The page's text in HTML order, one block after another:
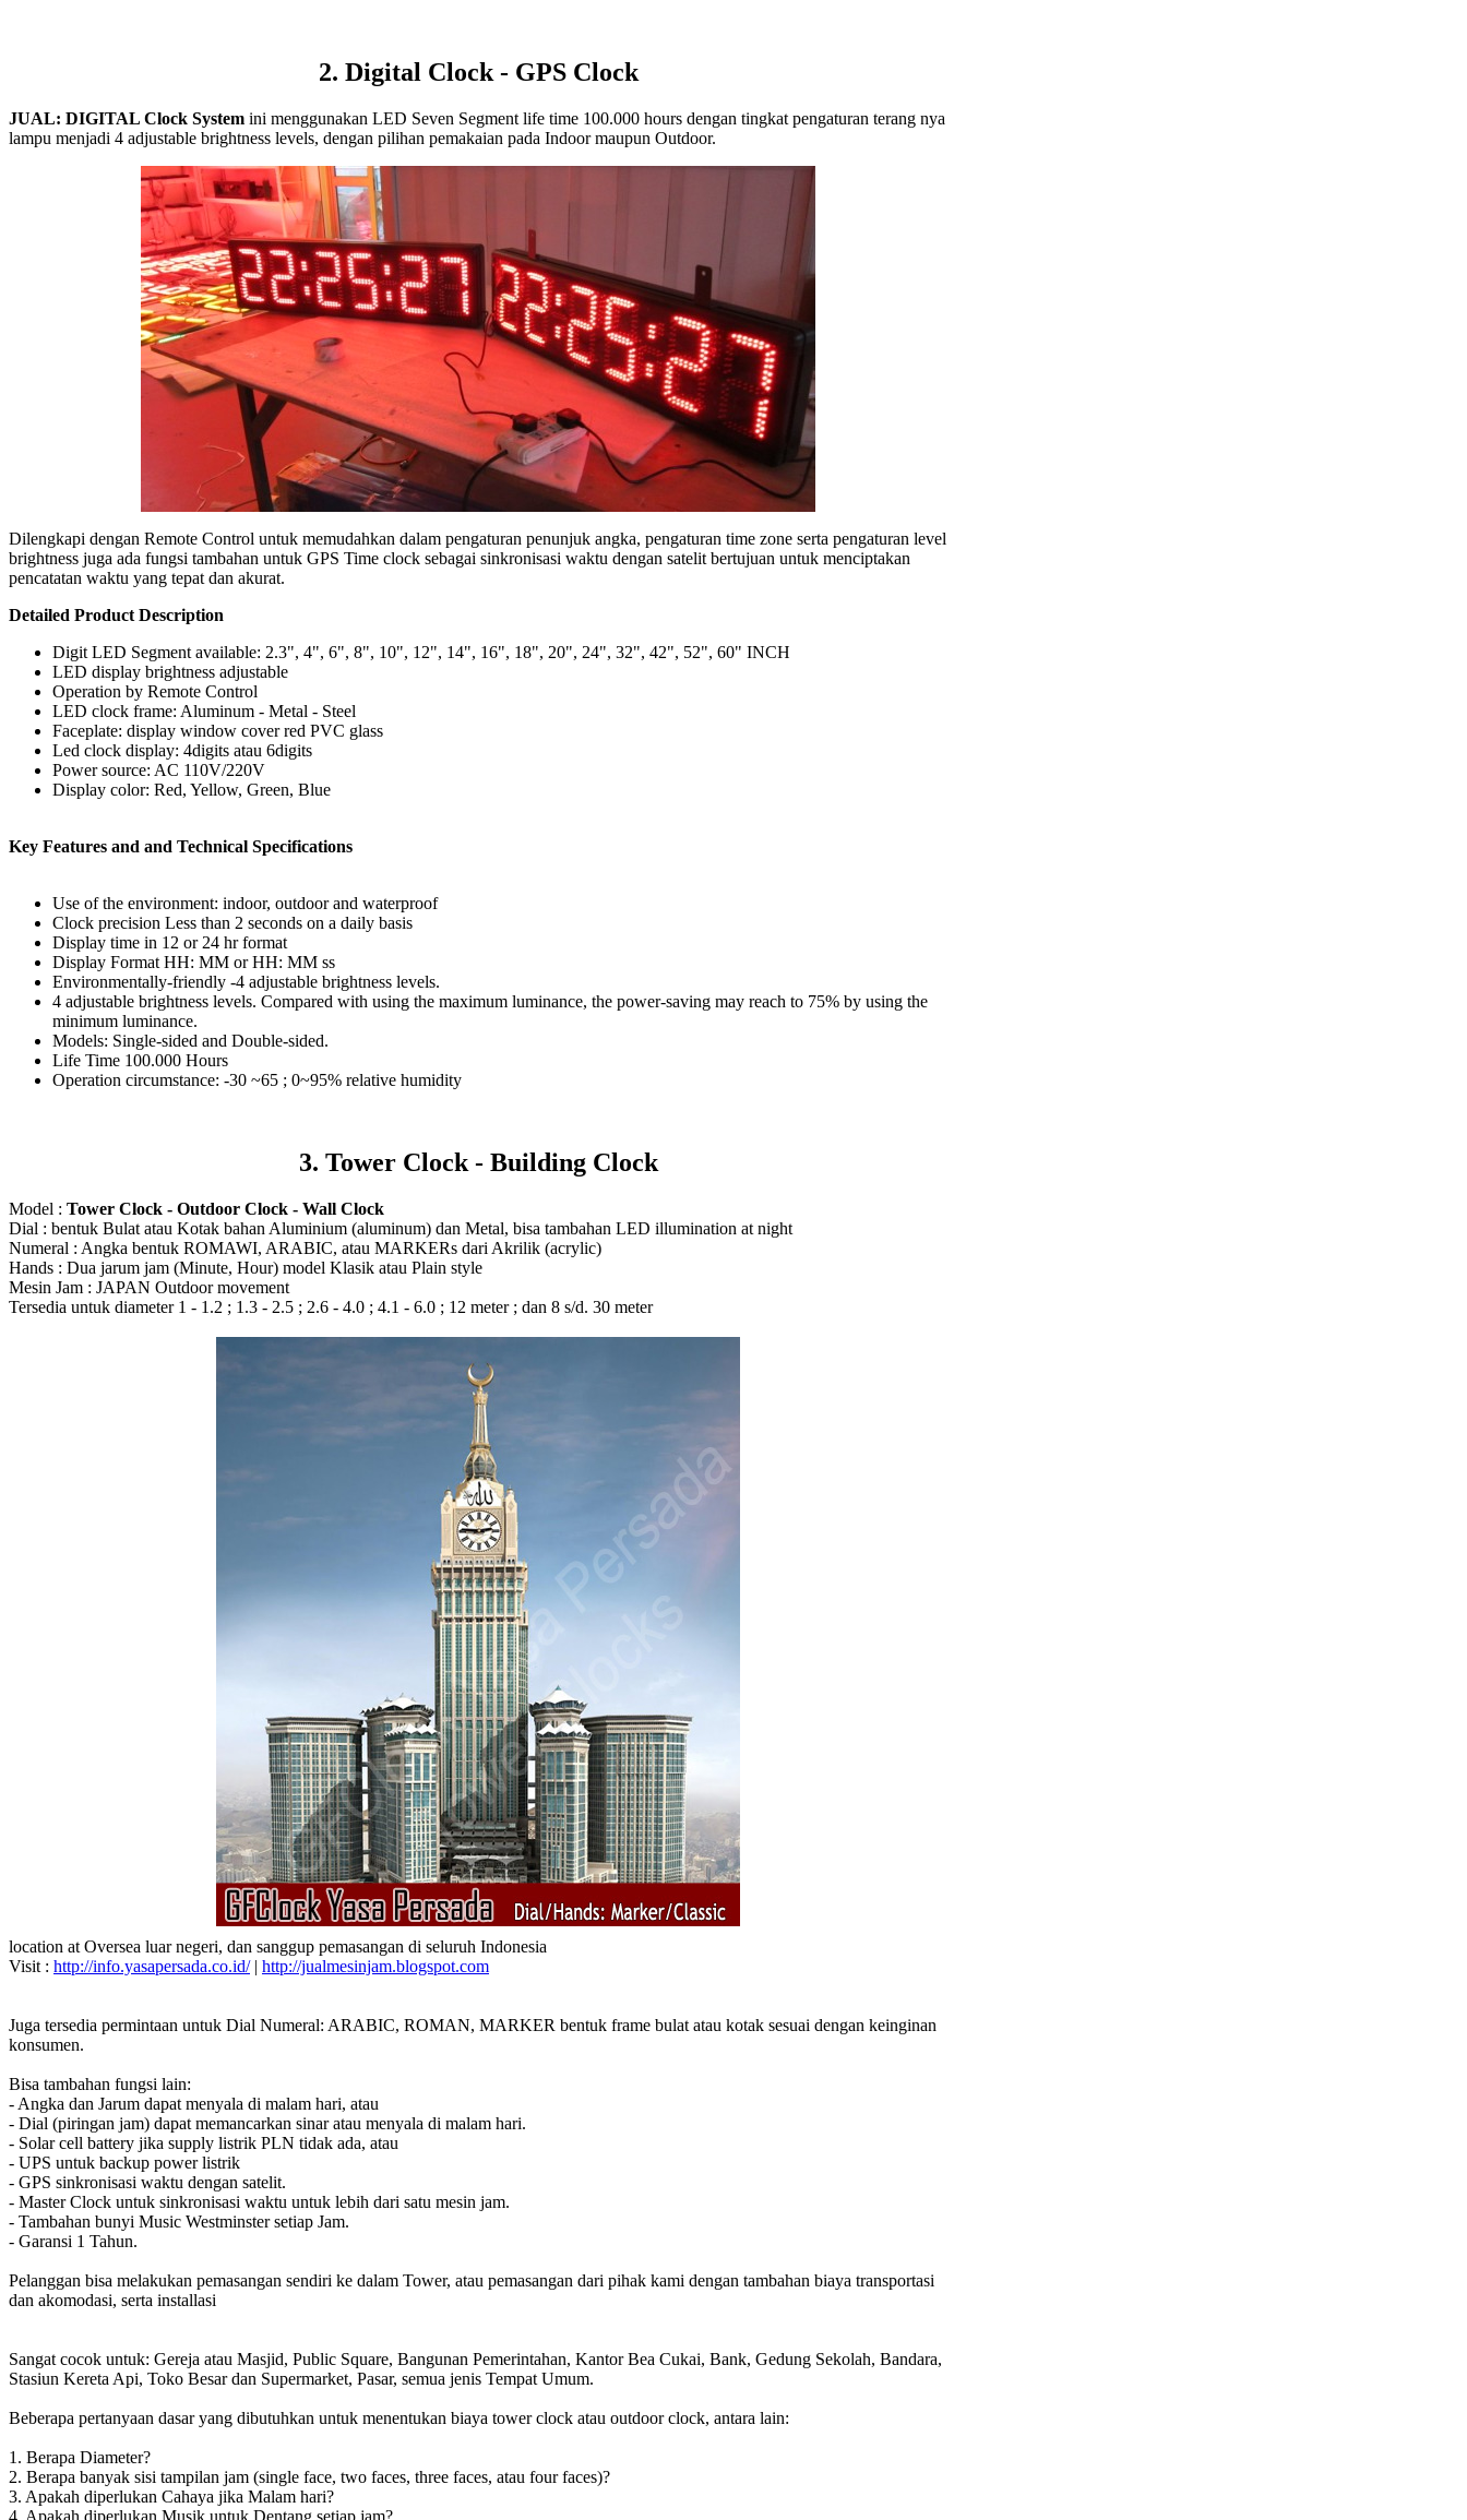
2. Digital Clock - GPS Clock
JUAL: DIGITAL Clock System ini menggunakan LED Seven Segment life time 100.000 hours dengan tingkat pengaturan terang nya
lampu menjadi 4 adjustable brightness levels, dengan pilihan pemakaian pada Indoor maupun Outdoor.
Dilengkapi dengan Remote Control untuk memudahkan dalam pengaturan penunjuk angka, pengaturan time zone serta pengaturan level
brightness juga ada fungsi tambahan untuk GPS Time clock sebagai sinkronisasi waktu dengan satelit bertujuan untuk menciptakan
pencatatan waktu yang tepat dan akurat.
Detailed Product Description
Digit LED Segment available: 2.3", 4", 6", 8", 10", 12", 14", 16", 18", 20", 24", 32", 42", 52", 60" INCH
LED display brightness adjustable
Operation by Remote Control
LED clock frame: Aluminum - Metal - Steel
Faceplate: display window cover red PVC glass
Led clock display: 4digits atau 6digits
Power source: AC 110V/220V
Display color: Red, Yellow, Green, Blue
Key Features and and Technical Specifications
Use of the environment: indoor, outdoor and waterproof
Clock precision Less than 2 seconds on a daily basis
Display time in 12 or 24 hr format
Display Format HH: MM or HH: MM ss
Environmentally-friendly -4 adjustable brightness levels.
4 adjustable brightness levels. Compared with using the maximum luminance, the power-saving may reach to 75% by using the
minimum luminance.
Models: Single-sided and Double-sided.
Life Time 100.000 Hours
Operation circumstance: -30 ~65 ; 0~95% relative humidity
3. Tower Clock - Building Clock
Model : Tower Clock - Outdoor Clock - Wall Clock
Dial : bentuk Bulat atau Kotak bahan Aluminium (aluminum) dan Metal, bisa tambahan LED illumination at night
Numeral : Angka bentuk ROMAWI, ARABIC, atau MARKERs dari Akrilik (acrylic)
Hands : Dua jarum jam (Minute, Hour) model Klasik atau Plain style
Mesin Jam : JAPAN Outdoor movement
Tersedia untuk diameter 1 - 1.2 ; 1.3 - 2.5 ; 2.6 - 4.0 ; 4.1 - 6.0 ; 12 meter ; dan 8 s/d. 30 meter
location at Oversea luar negeri, dan sanggup pemasangan di seluruh Indonesia
Visit : http://info.yasapersada.co.id/| http://jualmesinjam.blogspot.com
Juga tersedia permintaan untuk Dial Numeral: ARABIC, ROMAN, MARKER bentuk frame bulat atau kotak sesuai dengan keinginan
konsumen.
Bisa tambahan fungsi lain:
- Angka dan Jarum dapat menyala di malam hari, atau
- Dial (piringan jam) dapat memancarkan sinar atau menyala di malam hari.
- Solar cell battery jika supply listrik PLN tidak ada, atau
- UPS untuk backup power listrik
- GPS sinkronisasi waktu dengan satelit.
- Master Clock untuk sinkronisasi waktu untuk lebih dari satu mesin jam.
- Tambahan bunyi Music Westminster setiap Jam.
- Garansi 1 Tahun.
Pelanggan bisa melakukan pemasangan sendiri ke dalam Tower, atau pemasangan dari pihak kami dengan tambahan biaya transportasi
dan akomodasi, serta installasi
Sangat cocok untuk: Gereja atau Masjid, Public Square, Bangunan Pemerintahan, Kantor Bea Cukai, Bank, Gedung Sekolah, Bandara,
Stasiun Kereta Api, Toko Besar dan Supermarket, Pasar, semua jenis Tempat Umum.
Beberapa pertanyaan dasar yang dibutuhkan untuk menentukan biaya tower clock atau outdoor clock, antara lain:
1. Berapa Diameter?
2. Berapa banyak sisi tampilan jam (single face, two faces, three faces, atau four faces)?
3. Apakah diperlukan Cahaya jika Malam hari?